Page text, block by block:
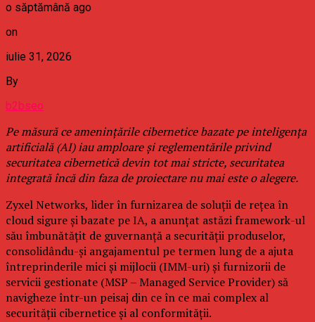
o săptămână ago
on
iulie 31, 2026
By
b2bseo
Pe măsură ce amenințările cibernetice bazate pe inteligența
artificială (AI) iau amploare și reglementările privind
securitatea cibernetică devin tot mai stricte, securitatea
integrată încă din faza de proiectare nu mai este o alegere.
Zyxel Networks, lider în furnizarea de soluții de rețea în
cloud sigure și bazate pe IA, a anunțat astăzi framework-ul
său îmbunătățit de guvernanță a securității produselor,
consolidându-și angajamentul pe termen lung de a ajuta
întreprinderile mici și mijlocii (IMM-uri) și furnizorii de
servicii gestionate (MSP – Managed Service Provider) să
navigheze într-un peisaj din ce în ce mai complex al
securității cibernetice și al conformității.